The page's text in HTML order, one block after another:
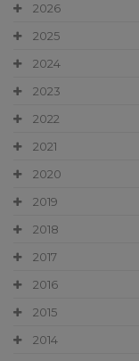
2026
2025
2024
2023
2022
2021
2020
2019
2018
2017
2016
2015
2014